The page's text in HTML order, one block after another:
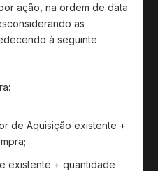
ação, na ordem de data
as
à seguinte
de Aquisição existente +
existente + quantidade